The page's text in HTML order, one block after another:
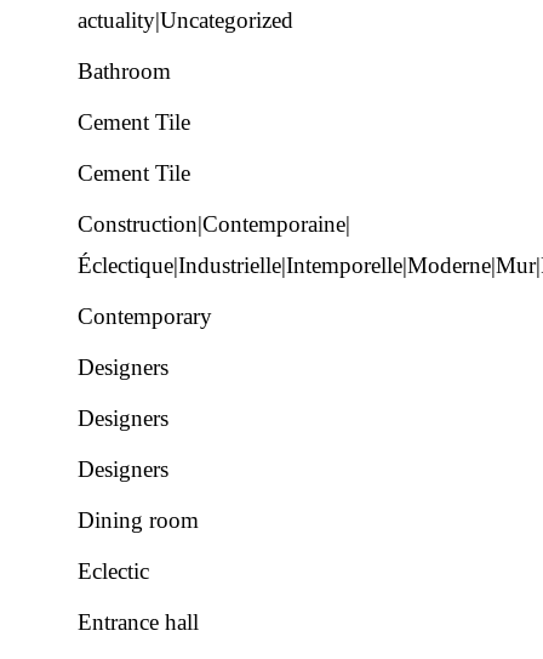
actuality|Uncategorized
Bathroom
Cement Tile
Cement Tile
Construction|Contemporaine|
Contemporary
Designers
Designers
Designers
Dining room
Eclectic
Entrance hall